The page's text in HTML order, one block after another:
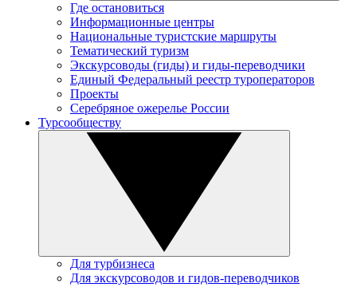
Где остановиться
Информационные центры
Национальные туристские маршруты
Тематический туризм
Экскурсоводы (гиды) и гиды-переводчики
Единый Федеральный реестр туроператоров
Проекты
Серебряное ожерелье России
Турсообществу
Для турбизнеса
Для экскурсоводов и гидов-переводчиков